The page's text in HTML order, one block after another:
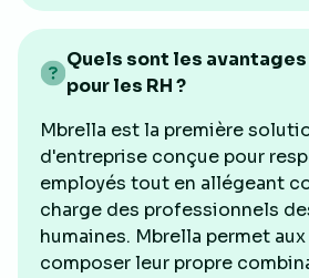
Quels sont les
pour les RH ?
Mbrella est la première
d'entreprise conçue pour
employés tout en allégeant
charge des professionnels
humaines. Mbrella permet
composer leur propre